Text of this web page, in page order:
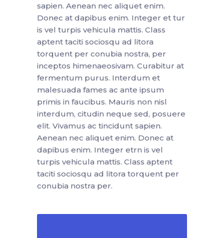
sapien. Aenean nec aliquet enim.
Donec at dapibus enim. Integer et tur
is vel turpis vehicula mattis. Class
aptent taciti sociosqu ad litora
torquent per conubia nostra, per
inceptos himenaeosivam. Curabitur at
fermentum purus. Interdum et
malesuada fames ac ante ipsum
primis in faucibus. Mauris non nisl
interdum, citudin neque sed, posuere
elit. Vivamus ac tincidunt sapien.
Aenean nec aliquet enim. Donec at
dapibus enim. Integer etrn is vel
turpis vehicula mattis. Class aptent
taciti sociosqu ad litora torquent per
conubia nostra per.